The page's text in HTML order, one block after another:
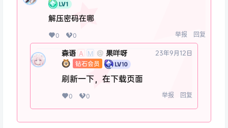
解压密码在哪
0 0 举报 回复
森语 A M @ 果咩呀
钻石会员
23年9月12日
刷新一下，在下载页面
0 0 举报 回复